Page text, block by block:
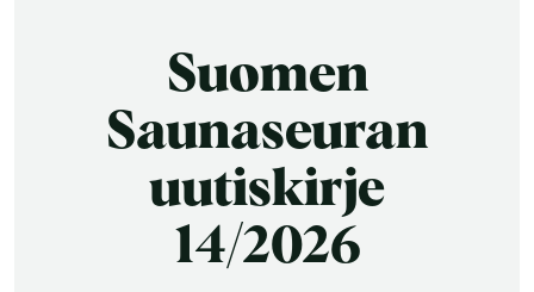
KATSO TARKEMMAT AUKIOLOAJAT
JÄSENSIVUT
Suomen
Saunaseuran
uutiskirje
14/2026